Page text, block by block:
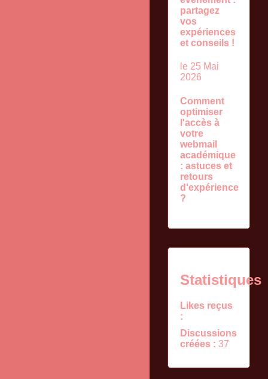
partagez
vos
expériences
et conseils !
le 25 Mai
2026
Comment
optimiser
l'accès à
votre
webmail
académique
: astuces et
retours
d'expérience
?
Statistiques
Likes reçus
:
Discussions
créées : 37